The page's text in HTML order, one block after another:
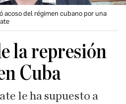
acoso del régimen cubano por una
la represión
Cuba
le ha supuesto a